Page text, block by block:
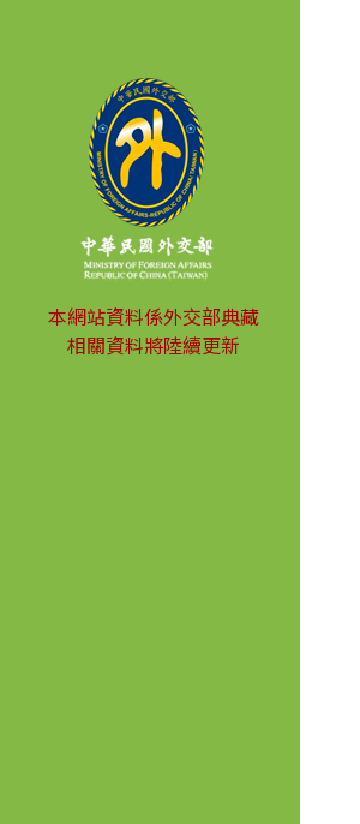
本網站資料係外交部典藏
相關資料將陸續更新